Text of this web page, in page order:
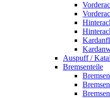
Auspuff /
Bremsenteile